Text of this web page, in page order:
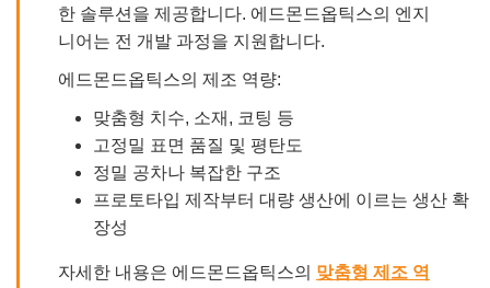
한 솔루션을 제공합니다. 에드몬드옵틱스의 엔지
니어는 전 개발 과정을 지원합니다.
에드몬드옵틱스의 제조 역량:
맞춤형 치수, 소재, 코팅 등
고정밀 표면 품질 및 평탄도
정밀 공차나 복잡한 구조
프로토타입 제작부터 대량 생산에 이르는 생산 확
장성
자세한 내용은 에드몬드옵틱스의 맞춤형 제조 역